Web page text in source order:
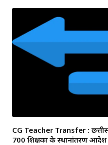
CG Teacher Transfer :
700 शिक्षकों के स्थानांतरण आदेश